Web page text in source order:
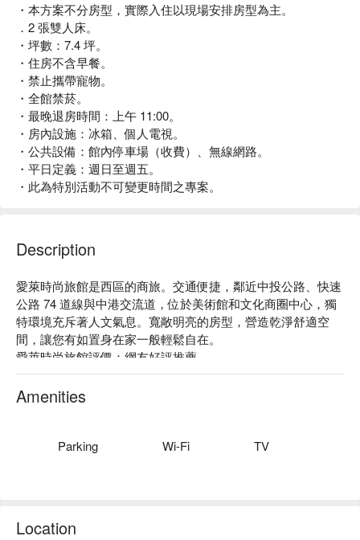
・本方案不分房型，實際入住以現場安排房型為主。
．2 張雙人床。
・坪數：7.4 坪。
・住房不含早餐。
・禁止攜帶寵物。
・全館禁菸。
・最晚退房時間：上午 11:00。
・房內設施：冰箱、個人電視。
・公共設備：館內停車場（收費）、無線網路。
・平日定義：週日至週五。
・此為特別活動不可變更時間之專案。
Description
愛萊時尚旅館是西區的商旅。交通便捷，鄰近中投公路、快速
公路 74 道線與中港交流道，位於美術館和文化商圈中心，獨
特環境充斥著人文氣息。寬敞明亮的房型，營造乾淨舒適空
間，讓您有如置身在家一般輕鬆自在。
愛萊時尚旅館評價：網友好評推薦
愛萊時尚旅館推薦：各式雅致房型配有舒適寢具及便利設施，
提供貼心服務，確保您能感受到賓至如歸的體驗。旅店步行數
愛萊時尚旅館優惠、愛萊時尚旅館住宿方案、愛萊時尚旅館休
Amenities
Parking Wi-Fi TV
Location